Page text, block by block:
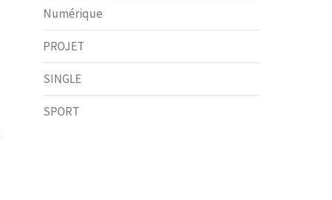
Numérique
PROJET
SINGLE
SPORT